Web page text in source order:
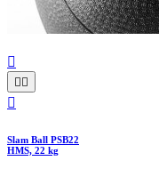

 

Slam Ball PSB22
HMS, 22 kg